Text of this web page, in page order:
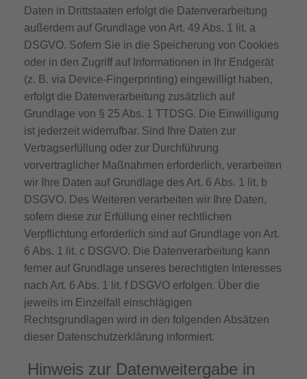
Daten in Drittstaaten erfolgt die Datenverarbeitung
außerdem auf Grundlage von Art. 49 Abs. 1 lit. a
DSGVO. Sofern Sie in die Speicherung von Cookies
oder in den Zugriff auf Informationen in Ihr Endgerät
(z. B. via Device-Fingerprinting) eingewilligt haben,
erfolgt die Datenverarbeitung zusätzlich auf
Grundlage von § 25 Abs. 1 TTDSG. Die Einwilligung
ist jederzeit widerrufbar. Sind Ihre Daten zur
Vertragserfüllung oder zur Durchführung
vorvertraglicher Maßnahmen erforderlich, verarbeiten
wir Ihre Daten auf Grundlage des Art. 6 Abs. 1 lit. b
DSGVO. Des Weiteren verarbeiten wir Ihre Daten,
sofern diese zur Erfüllung einer rechtlichen
Verpflichtung erforderlich sind auf Grundlage von Art.
6 Abs. 1 lit. c DSGVO. Die Datenverarbeitung kann
ferner auf Grundlage unseres berechtigten Interesses
nach Art. 6 Abs. 1 lit. f DSGVO erfolgen. Über die
jeweils im Einzelfall einschlägigen
Rechtsgrundlagen wird in den folgenden Absätzen
dieser Datenschutzerklärung informiert.
Hinweis zur Datenweitergabe in